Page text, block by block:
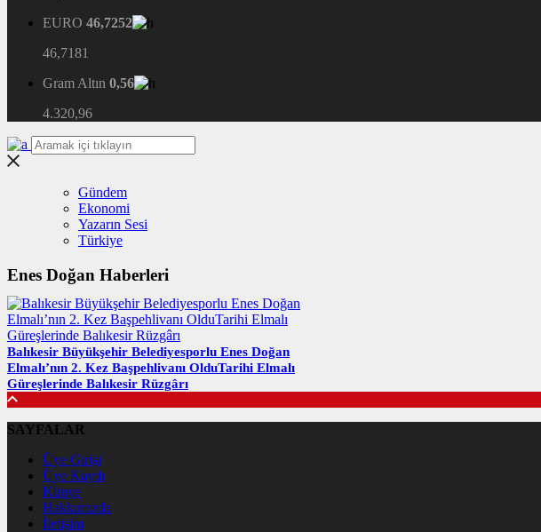
EURO 46,7252
46,7181
Gram Altın 0,56
4.320,96
Gündem
Ekonomi
Yazarın Sesi
Türkiye
Enes Doğan Haberleri
Balıkesir Büyükşehir Belediyesporlu Enes Doğan
Elmalı’nın 2. Kez Başpehlivanı OlduTarihi Elmalı
Güreşlerinde Balıkesir Rüzgârı
SAYFALAR
Üye Girişi
Üye Kaydı
Künye
Hakkımızda
İletişim